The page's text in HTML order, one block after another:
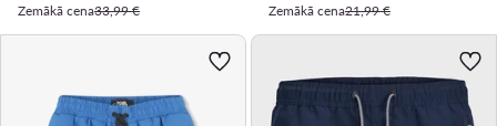
Zemākā cena33,99 €
Zemākā cena21,99 €